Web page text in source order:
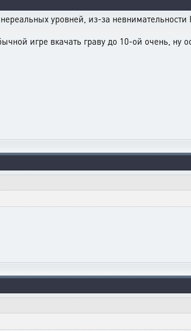
уровней, из-за невнимательности
игре вкачать граву до 10-ой очень, ну